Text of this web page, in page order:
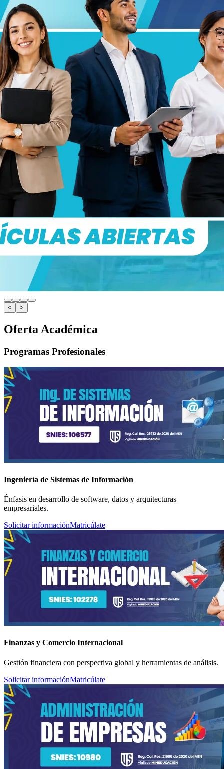
< >
Oferta Académica
Programas Profesionales
Ingeniería de Sistemas de Información
Énfasis en desarrollo de software, datos y arquitecturas
empresariales.
Solicitar informaciónMatricúlate
Finanzas y Comercio Internacional
Gestión financiera con perspectiva global y herramientas de análisis.
Solicitar informaciónMatricúlate